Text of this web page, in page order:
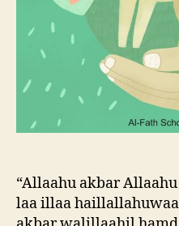
“Allaahu akbar
laa illaa